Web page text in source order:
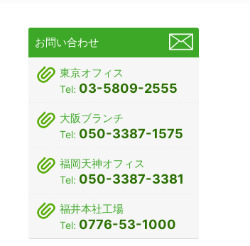
お問い合わせ
東京オフィス
Tel: 03-5809-2555
大阪ブランチ
Tel: 050-3387-1575
福岡天神オフィス
Tel: 050-3387-3381
福井本社工場
Tel: 0776-53-1000